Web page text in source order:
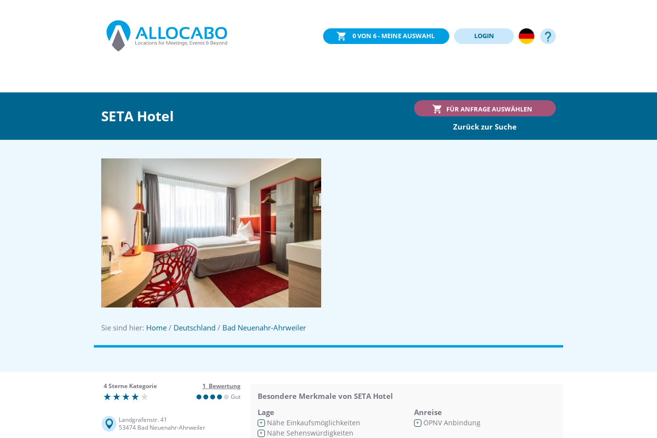
0VON 6 - MEINE AUSWAHL LOGIN
SETA Hotel FÜR ANFRAGE AUSWÄHLEN
Zurück zur Suche
Sie sind hier: Home / Deutschland / Bad Neuenahr-Ahrweiler
4 Sterne Kategorie
1 Bewertung
Gut
Landgrafenstr. 41
53474 Bad Neuenahr-Ahrweiler
Besondere Merkmale von SETA Hotel
Lage
+ Nähe Einkaufsmöglichkeiten
+ Nähe Sehenswürdigkeiten
Anreise
+ ÖPNV Anbindung